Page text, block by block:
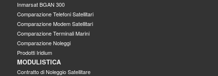
Inmarsat BGAN 300
Comparazione Telefoni Satellitari
Comparazione Modem Satellitari
Comparazione Terminali Marini
Comparazione Noleggi
Prodotti Iridium
MODULISTICA
Contratto di Noleggio Satellitare